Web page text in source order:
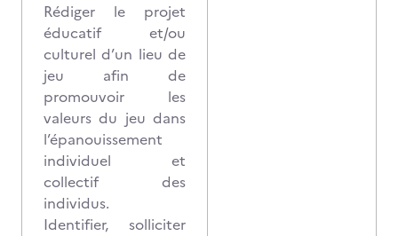
Rédiger le projet
éducatif et/ou
culturel d’un lieu de
jeu afin de
promouvoir les
valeurs du jeu dans
l’épanouissement
individuel et
collectif des
individus.
Identifier, solliciter